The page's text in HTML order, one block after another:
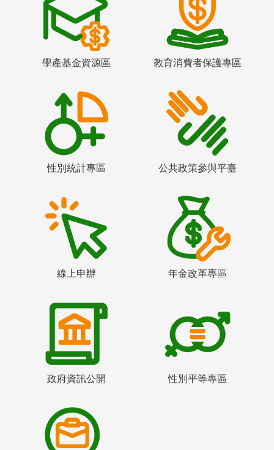
學產基金資源區 教育消費者保護專區
性別統計專區 公共政策參與平臺
線上申辦 年金改革專區
政府資訊公開 性別平等專區